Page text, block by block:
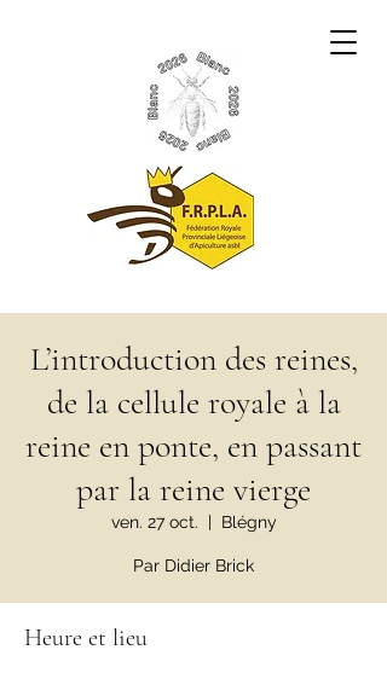
L’introduction des reines,
de la cellule royale à la
reine en ponte, en passant
par la reine vierge
ven. 27 oct.
  |
Blégny
Par Didier Brick
Heure et lieu